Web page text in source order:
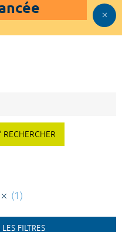
RECHERCHER
(1)
FILTRES